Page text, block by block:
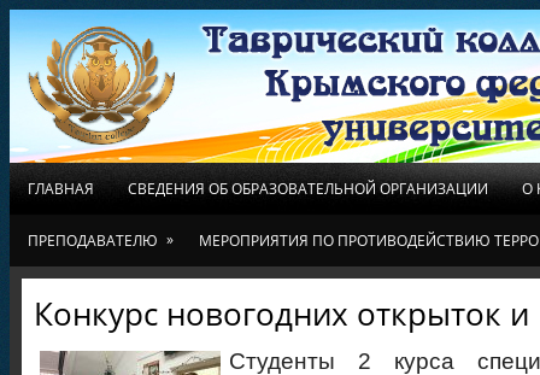
ГЛАВНАЯ СВЕДЕНИЯ ОБ ОБРАЗОВАТЕЛЬНОЙ ОРГАНИЗАЦИИ О
ПРЕПОДАВАТЕЛЮ » МЕРОПРИЯТИЯ ПО ПРОТИВОДЕЙСТВИЮ
Конкурс новогодних открыток и
Студенты 2 курса